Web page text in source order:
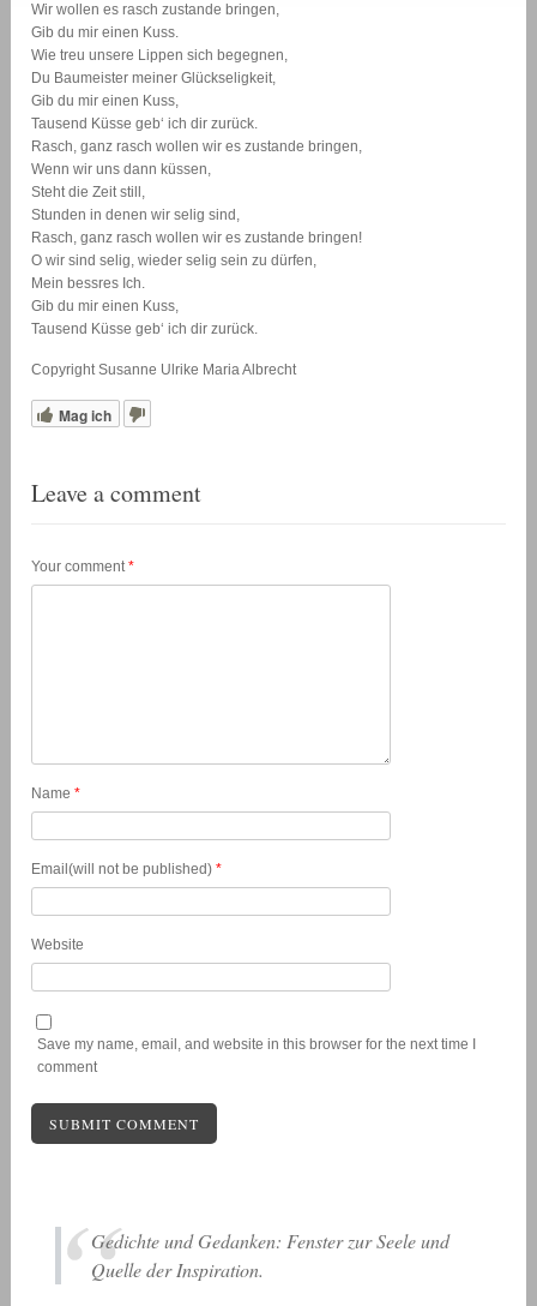
Wir wollen es rasch zustande bringen,
Gib du mir einen Kuss.
Wie treu unsere Lippen sich begegnen,
Du Baumeister meiner Glückseligkeit,
Gib du mir einen Kuss,
Tausend Küsse geb‘ ich dir zurück.
Rasch, ganz rasch wollen wir es zustande bringen,
Wenn wir uns dann küssen,
Steht die Zeit still,
Stunden in denen wir selig sind,
Rasch, ganz rasch wollen wir es zustande bringen!
O wir sind selig, wieder selig sein zu dürfen,
Mein bessres Ich.
Gib du mir einen Kuss,
Tausend Küsse geb‘ ich dir zurück.
Copyright Susanne Ulrike Maria Albrecht
Mag ich
Leave a comment
Your comment*
Name*
Email(will not be published)*
Website
Save my name, email, and website in this browser for the next time I
comment
Gedichte und Gedanken: Fenster zur Seele und
Quelle der Inspiration.